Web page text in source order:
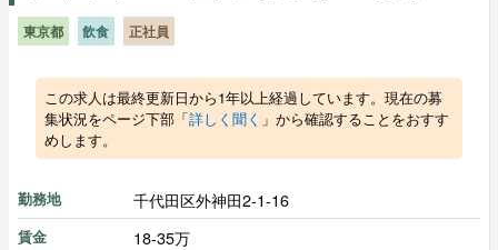
東京都 飲食 正社員
この求人は最終更新日から1年以上経過しています。現在の募
集状況をページ下部「詳しく聞く 」から確認することをおすす
めします。
勤務地 千代田区外神田2-1-16
賃金 18-35万